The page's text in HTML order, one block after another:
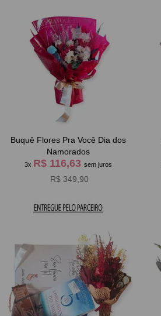
Buquê Flores Pra Você Dia dos
Namorados
3x R$ 116,63sem juros
R$ 349,90